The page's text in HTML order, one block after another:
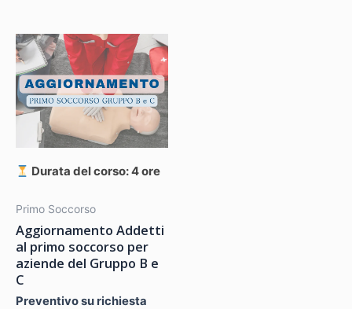
varianti.
Le
opzioni
possono
essere
scelte
nella
prodotto
Durata del corso: 4 ore
Primo Soccorso
Aggiornamento Addetti
al primo soccorso per
aziende del Gruppo B e
C
Preventivo su richiesta